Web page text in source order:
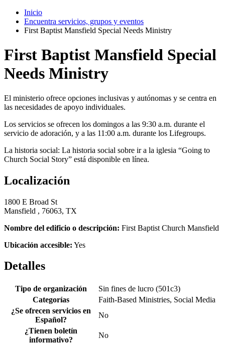
Inicio
Encuentra servicios, grupos y eventos
First Baptist Mansfield Special Needs Ministry
First Baptist Mansfield Special
Needs Ministry
El ministerio ofrece opciones inclusivas y autónomas y se centra en
las necesidades de apoyo individuales.
Los servicios se ofrecen los domingos a las 9:30 a.m. durante el
servicio de adoración, y a las 11:00 a.m. durante los Lifegroups.
La historia social: La historia social sobre ir a la iglesia “Going to
Church Social Story” está disponible en línea.
Localización
1800 E Broad St
Mansfield , 76063, TX
Nombre del edificio o descripción: First Baptist Church Mansfield
Ubicación accesible: Yes
Detalles
Tipo de organización
Sin fines de lucro (501c3)
Categorías
Faith-Based Ministries, Social Media
¿Se ofrecen servicios en
Español?
No
¿Tienen boletín
informativo?
No